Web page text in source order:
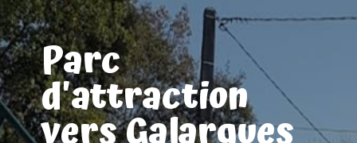
Parc
d'attraction